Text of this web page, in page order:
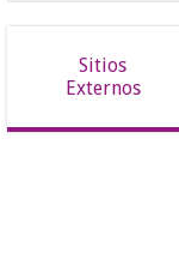
Sitios
Externos